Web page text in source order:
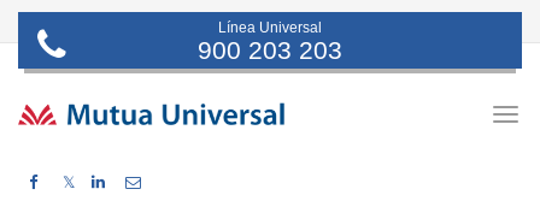
Línea Universal
900 203 203
𝕏